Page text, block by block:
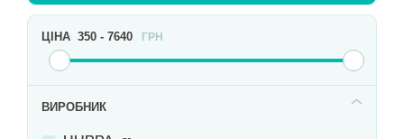
ЦІНА 350 - 7640 ГРН
ВИРОБНИК